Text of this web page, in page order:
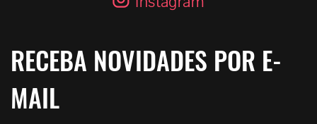
RECEBA NOVIDADES POR E-
MAIL